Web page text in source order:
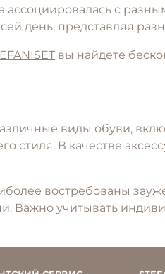
ассоциировалась с
день, представляя
вы найдете
виды обуви,
стиля. В качестве
востребованы
Важно учитывать